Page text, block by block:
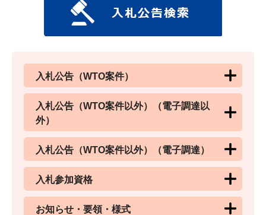
入札公告（WTO案件）
入札公告（WTO案件以外）（電子調達以
外）
入札公告（WTO案件以外）（電子調達）
入札参加資格
お知らせ・要領・様式